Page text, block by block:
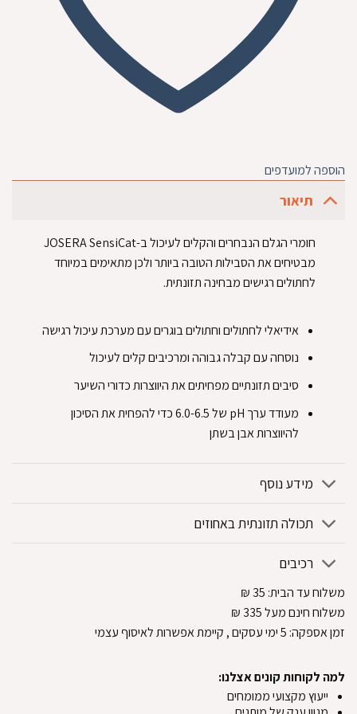
הוספה למועדפים
תיאור
חומרי הגלם הנבחרים והקלים לעיכול ב-JOSERA SensiCat
מבטיחים את הסבילות הטובה ביותר ולכן מתאימים במיוחד
לחתולים רגישים מבחינה תזונתית.‏
‏אידיאלי לחתולים וחתולים בוגרים עם מערכת עיכול רגישה‏
‏נוסחה עם קבלה גבוהה ומרכיבים קלים לעיכול‏
‏סיבים תזונתיים מפחיתים את היווצרות כדורי השיער‏
‏מעודד ערך pH של 6.0-6.5 כדי להפחית את הסיכון
להיווצרות אבן בשתן‏
מידע נוסף
תכולה תזונתית באחוזים
רכיבים
משלוח עד הבית:
₪
משלוח חינם מעל 335
₪
זמן אספקה: 5ימי עסקים, קיימת אפשרות לאיסוף עצמי
למה לקוחות קונים אצלנו:
ייעוץ מקצועי ממומחים